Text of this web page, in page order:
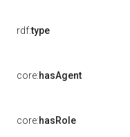
rdf:type
core:hasAgent
core:hasRole